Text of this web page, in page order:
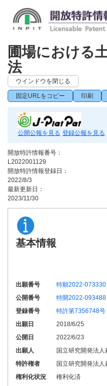
圃場における
法
ウインドウを閉じる
固定URLをコピー 印刷
公開公報を見る 登録公報を見る
開放特許情報番号：
L2022001129
開放特許情報登録日：
2022/8/3
最新更新日：
2023/11/30
基本情報
出願番号
特願2022-073330
公開番号
特開2022-093488
登録番号
特許第7356748号
出願日
2018/6/25
公開日
2022/6/23
出願人
国立研究開発法
特許権者
国立研究開発法
権利化状況
権利化済